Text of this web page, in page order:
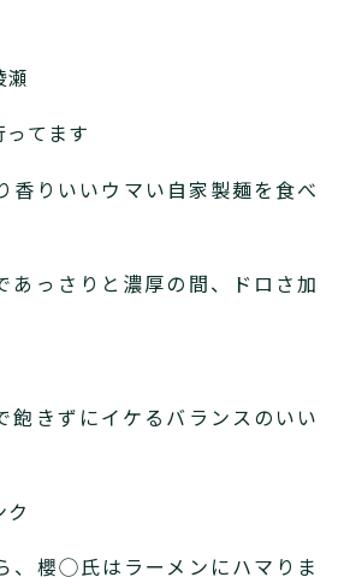
瀬
てます
香りいいウマい自家製麺を食べ
あっさりと濃厚の間、ドロさ加
飽きずにイケるバランスのいい
、櫻◯氏はラーメンにハマりま